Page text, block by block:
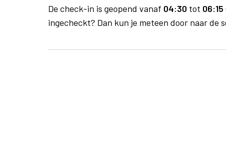
De check-in is geopend vanaf 04:30 tot 06:15
ingecheckt? Dan kun je meteen door naar de